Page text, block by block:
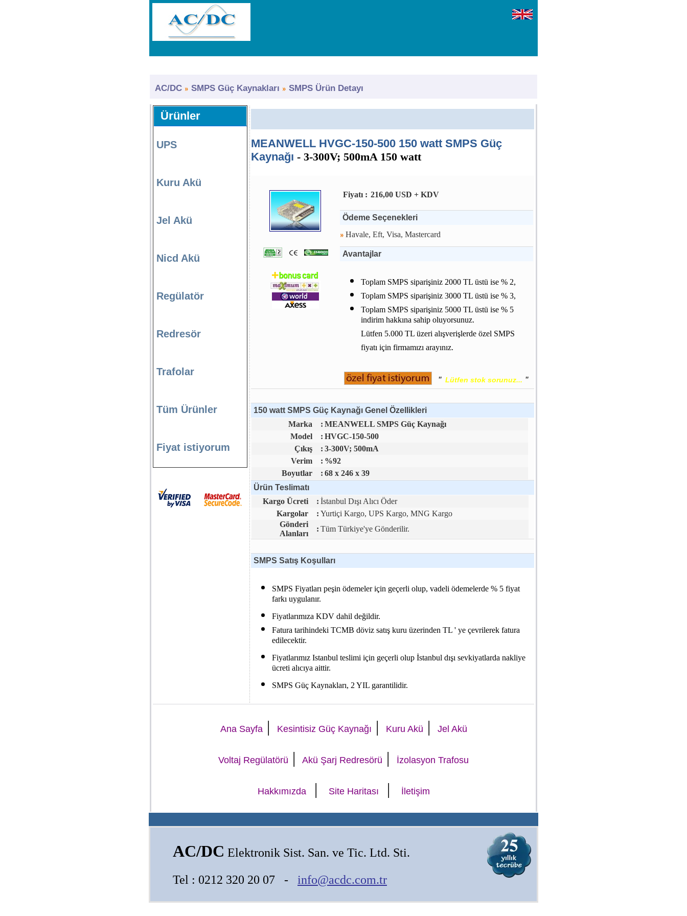
AC/DC SMPS Güç Kaynakları SMPS Ürün Detayı
Ürünler
UPS
Kuru Akü
Jel Akü
Nicd Akü
Regülatör
Redresör
Trafolar
Tüm Ürünler
Fiyat istiyorum
MEANWELL HVGC-150-500 150 watt SMPS Güç
Kaynağı - 3-300V; 500mA 150 watt
Fiyatı : 216,00 USD + KDV
Ödeme Seçenekleri
Havale, Eft, Visa, Mastercard
Avantajlar
Toplam SMPS siparişiniz 2000 TL üstü ise % 2,
Toplam SMPS siparişiniz 3000 TL üstü ise % 3,
Toplam SMPS siparişiniz 5000 TL üstü ise % 5
indirim hakkına sahip oluyorsunuz.
Lütfen 5.000 TL üzeri alışverişlerde özel SMPS
fiyatı için firmamızı arayınız.
" Lütfen stok sorunuz... "
150 watt SMPS Güç Kaynağı Genel Özellikleri
Marka
: MEANWELL SMPS Güç Kaynağı
Model
: HVGC-150-500
Çıkış
: 3-300V; 500mA
Verim
: %92
Boyutlar
: 68 x 246 x 39
Ürün Teslimatı
Kargo Ücreti
: İstanbul Dışı Alıcı Öder
Kargolar
: Yurtiçi Kargo, UPS Kargo, MNG Kargo
Gönderi
Alanları
: Tüm Türkiye'ye Gönderilir.
SMPS Satış Koşulları
SMPS Fiyatları peşin ödemeler için geçerli olup, vadeli ödemelerde % 5 fiyat
farkı uygulanır.
Fiyatlarımıza KDV dahil değildir.
Fatura tarihindeki TCMB döviz satış kuru üzerinden TL ' ye çevrilerek fatura
edilecektir.
Fiyatlarımız Istanbul teslimi için geçerli olup İstanbul dışı sevkiyatlarda nakliye
ücreti alıcıya aittir.
SMPS Güç Kaynakları, 2 YIL garantilidir.
Ana Sayfa| Kesintisiz Güç Kaynağı | Kuru Akü | Jel Akü
Voltaj Regülatörü | Akü Şarj Redresörü | İzolasyon Trafosu
Hakkımızda| Site Haritası | İletişim
AC/DC Elektronik Sist. San. ve Tic. Ltd. Sti.
Tel : 0212 320 20 07 - info@acdc.com.tr